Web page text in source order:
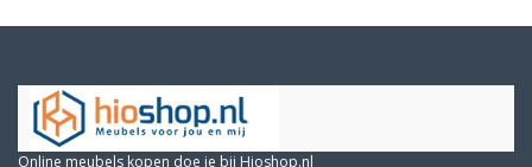
Online meubels kopen doe je bij Hioshop.nl